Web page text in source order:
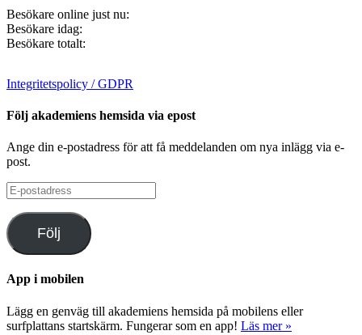
Besökare online just nu:
Besökare idag:
Besökare totalt:
Integritetspolicy / GDPR
Följ akademiens hemsida via epost
Ange din e-postadress för att få meddelanden om nya inlägg via e-
post.
E-
postadress
Följ
App i mobilen
Lägg en genväg till akademiens hemsida på mobilens eller
surfplattans startskärm. Fungerar som en app! Läs mer »